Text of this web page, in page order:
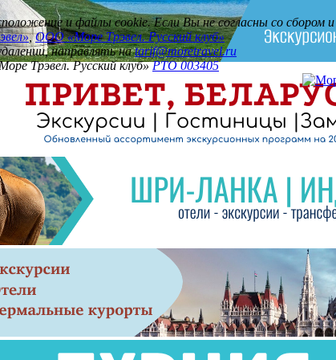
и файлы cookie. Если Вы не согласны со
,ООО «Море Трэвел. Русский клуб»
направлять наtarif@moretravel.ru
Трэвел. Русский клуб»РТО 003405